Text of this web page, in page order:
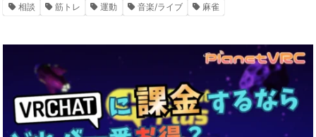
相談
筋トレ 運動 音楽/ライブ 麻雀